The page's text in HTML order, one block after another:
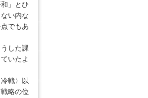
」とひ
い内な
でもあ
した課
いたよ
戦〉以
略の位